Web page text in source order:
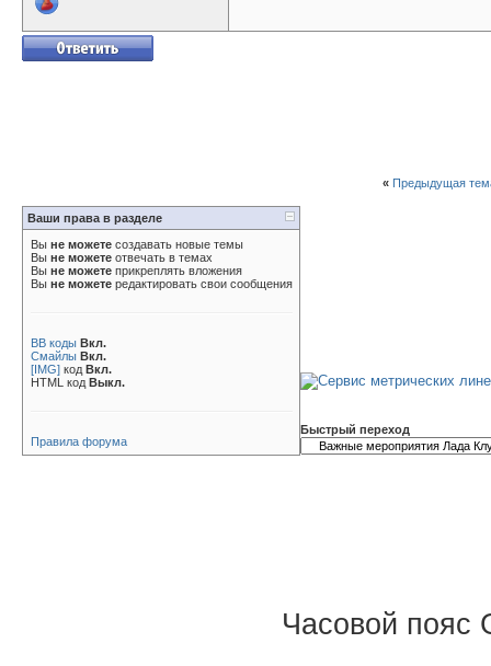
« Предыдущая
Ваши права в разделе
Вы не можете создавать новые темы
Вы не можете отвечать в темах
Вы не можете прикреплять вложения
Вы не можете редактировать свои сообщения
BB коды Вкл.
Смайлы Вкл.
[IMG] код Вкл.
HTML код Выкл.
Правила форума
Быстрый переход
Часовой пояс